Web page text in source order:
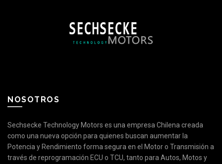
NOSOTROS
Sechsecke Technology Motors es una empresa Chilena creada
como una nueva opción para quienes buscan aumentar la
Potencia y Rendimiento forma segura en el Motor o Transmisión a
través de reprogramación ECU o TCU, tanto para Autos, Motos y